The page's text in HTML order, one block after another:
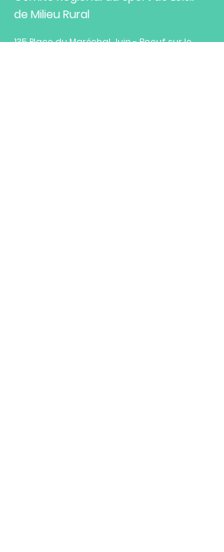
de Milieu Rural
135 Place du Maréchal Juin - Boeuf sur le